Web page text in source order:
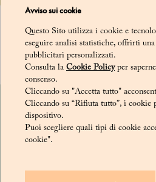
Avviso sui cookie
Questo Sito utilizza i cookie e
eseguire analisi statistiche, offrirti
pubblicitari personalizzati.
Consulta la Cookie Policyper
consenso.
Cliccando su "Accetta tutto"
Cliccando su “Rifiuta tutto”, i cookie
dispositivo.
Puoi scegliere quali tipi di cookie
cookie".
- Assortita
95 €